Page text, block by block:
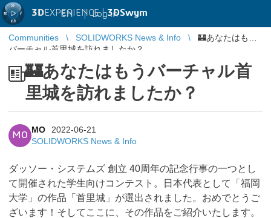
3DEXPERIENCE |3DSwym
EN | Log in
Communities SOLIDWORKS News & Info
🏰あなたはもう
バーチャル首里城を訪れましたか？
🏰あなたはもうバーチャル首
里城を訪れましたか？
MO
MO
2022-06-21
SOLIDWORKS News & Info
ダッソー・システムズ 創立 40周年の記念行事の一つとし
て開催された学生向けコンテスト。日本代表として「福岡
大学」の作品「首里城」が選出されました。おめでとうご
ざいます！そしてここに、その作品をご紹介いたします。